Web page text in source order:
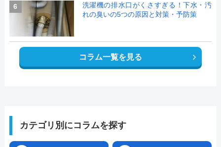
6
洗濯機の排水口がくさすぎる！下水・汚
れの臭いの5つの原因と対策・予防策
コラム一覧を見る
カテゴリ別にコラムを探す